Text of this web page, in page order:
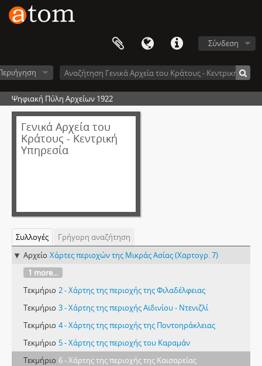
Σύνδεση
Ψηφιακή Πύλη Αρχείων 1922
Γενικά Αρχεία του
Κράτους - Κεντρική
Υπηρεσία
Συλλογές
Γρήγορη αναζήτηση
Αρχείο Χάρτες περιοχών της Μικράς Ασίας (Χαρτογρ. 7)
1 more...
Τεκμήριο 2 - Χάρτης της περιοχής της Φιλαδέλφειας
Τεκμήριο 3 - Χάρτης της περιοχής Αϊδινίου - Ντενιζλί
Τεκμήριο 4 - Χάρτης της περιοχής της Ποντοηράκλειας
Τεκμήριο 5 - Χάρτης της περιοχής του Καραμάν
Τεκμήριο 6 - Χάρτης της περιοχής της Καισαρείας